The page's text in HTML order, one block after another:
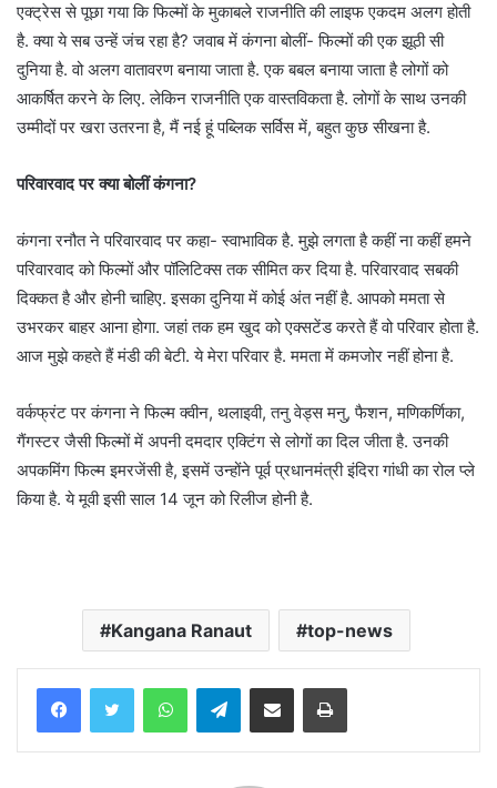
एक्ट्रेस से पूछा गया कि फिल्मों के मुकाबले राजनीति की लाइफ एकदम अलग होती
है. क्या ये सब उन्हें जंच रहा है? जवाब में कंगना बोलीं- फिल्मों की एक झूठी सी
दुनिया है. वो अलग वातावरण बनाया जाता है. एक बबल बनाया जाता है लोगों को
आकर्षित करने के लिए. लेकिन राजनीति एक वास्तविकता है. लोगों के साथ उनकी
उम्मीदों पर खरा उतरना है, मैं नई हूं पब्लिक सर्विस में, बहुत कुछ सीखना है.
परिवारवाद पर क्या बोलीं कंगना?
कंगना रनौत ने परिवारवाद पर कहा- स्वाभाविक है. मुझे लगता है कहीं ना कहीं हमने
परिवारवाद को फिल्मों और पॉलिटिक्स तक सीमित कर दिया है. परिवारवाद सबकी
दिक्कत है और होनी चाहिए. इसका दुनिया में कोई अंत नहीं है. आपको ममता से
उभरकर बाहर आना होगा. जहां तक हम खुद को एक्सटेंड करते हैं वो परिवार होता है.
आज मुझे कहते हैं मंडी की बेटी. ये मेरा परिवार है. ममता में कमजोर नहीं होना है.
वर्कफ्रंट पर कंगना ने फिल्म क्वीन, थलाइवी, तनु वेड्स मनु, फैशन, मणिकर्णिका,
गैंगस्टर जैसी फिल्मों में अपनी दमदार एक्टिंग से लोगों का दिल जीता है. उनकी
अपकमिंग फिल्म इमरजेंसी है, इसमें उन्होंने पूर्व प्रधानमंत्री इंदिरा गांधी का रोल प्ले
किया है. ये मूवी इसी साल 14 जून को रिलीज होनी है.
Kangana Ranaut top-news
WhatsAppTelegramShare via Email Print